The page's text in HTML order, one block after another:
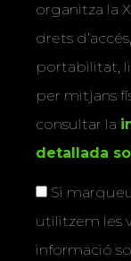
organitza la
drets
portabilitat,
per mitjans
consultar la
detallada
Si
utilitzem les
informació